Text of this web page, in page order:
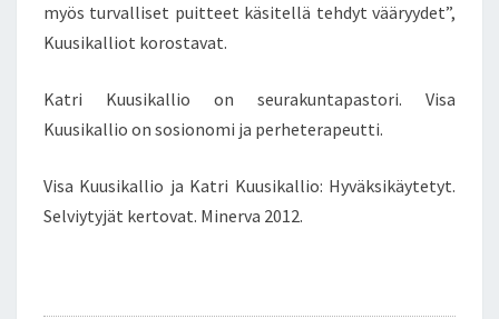
myös turvalliset puitteet käsitellä tehdyt vääryydet”,
Kuusikalliot korostavat.
Katri Kuusikallio on seurakuntapastori. Visa
Kuusikallio on sosionomi ja perheterapeutti.
Visa Kuusikallio ja Katri Kuusikallio: Hyväksikäytetyt.
Selviytyjät kertovat. Minerva 2012.